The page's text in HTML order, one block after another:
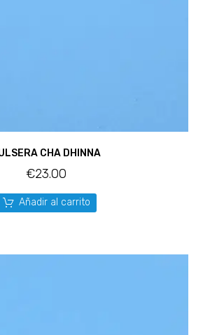
CHA DHINNA
€23.00
Añadir al carrito